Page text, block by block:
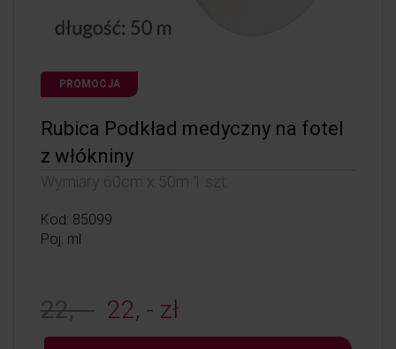
PROMOCJA
Rubica Podkład medyczny na fotel
z włókniny
Wymiary 60cm x 50m 1 szt.
Kod: 85099
Poj: ml
22, - 22, - zł